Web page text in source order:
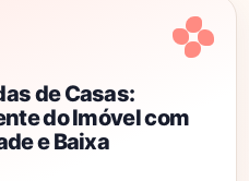
de Casas:
do Imóvel com
e Baixa